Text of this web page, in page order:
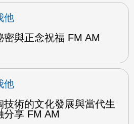
他
密與正念祝福 FM AM
他
技術的文化發展與當代生
分享 FM AM